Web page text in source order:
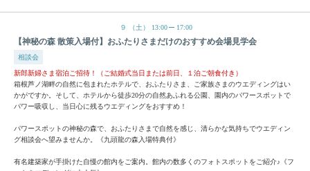
９ （土） 13:00 17:00
【神秘の森 散策入場付】おふたりさまだけのおすすめ会場見学会
相談会
新郎新婦さま宿泊ご招待！（ご結婚式当日または前日、１泊ご朝食付き）
箱根芦ノ湖畔の自然に包まれたホテルで、おふたりさま、ご家族さまのウエディングはい
かがですか。そして、ホテルから徒歩20分の自然あふれる公園、園内のパワースポットで
パワー吸収し、当日心に残るウエディングをおすすめ！
パワースポットの神秘の森で、おふたりさまで自然を感じ、清らかな気持ちでウエディン
グ相談会へ望みませんか。《九頭龍の森入場特典付》
有名建築家が手掛けた自慢の館内をご案内。館内の数多くのフォトスポットをご紹介♪《フ